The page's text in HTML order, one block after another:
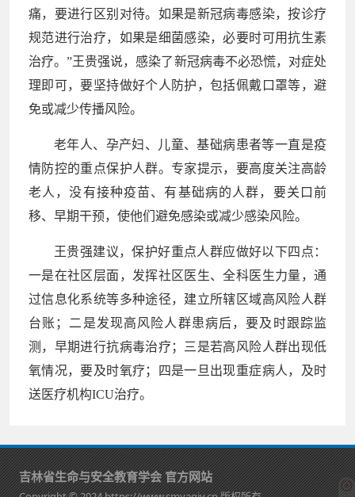
痛，要进行区别对待。如果是新冠病毒感染，按诊疗
规范进行治疗，如果是细菌感染，必要时可用抗生素
治疗。”王贵强说，感染了新冠病毒不必恐慌，对症处
理即可，要坚持做好个人防护，包括佩戴口罩等，避
免或减少传播风险。
老年人、孕产妇、儿童、基础病患者等一直是疫
情防控的重点保护人群。专家提示，要高度关注高龄
老人，没有接种疫苗、有基础病的人群，要关口前
移、早期干预，使他们避免感染或减少感染风险。
王贵强建议，保护好重点人群应做好以下四点：
一是在社区层面，发挥社区医生、全科医生力量，通
过信息化系统等多种途径，建立所辖区域高风险人群
台账；二是发现高风险人群患病后，要及时跟踪监
测，早期进行抗病毒治疗；三是若高风险人群出现低
氧情况，要及时氧疗；四是一旦出现重症病人，及时
送医疗机构ICU治疗。
吉林省生命与安全教育学会 官方网站